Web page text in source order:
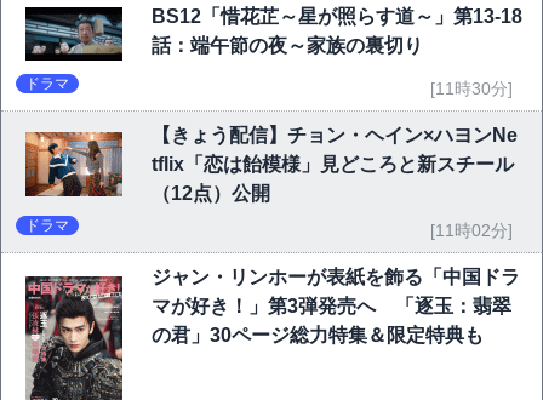
BS12「惜花芷～星が照らす道～」第13-18
話：端午節の夜～家族の裏切り
ドラマ [11時30分]
【きょう配信】チョン・ヘイン×ハヨンNe
tflix「恋は飴模様」見どころと新スチール
（12点）公開
ドラマ [11時02分]
ジャン・リンホーが表紙を飾る「中国ドラ
マが好き！」第3弾発売へ 「逐玉：翡翠
の君」30ページ総力特集＆限定特典も